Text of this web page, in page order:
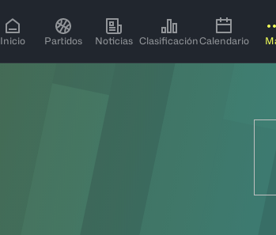
Inicio Partidos Noticias ClasificaciónCalendario